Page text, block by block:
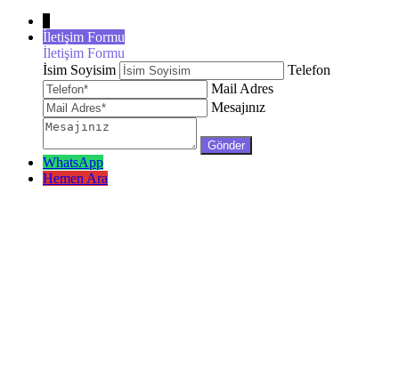
İletişim Formu
İletişim Formu
İsim Soyisim
Telefon
Mail Adres
Mesajınız
WhatsApp
Hemen Ara